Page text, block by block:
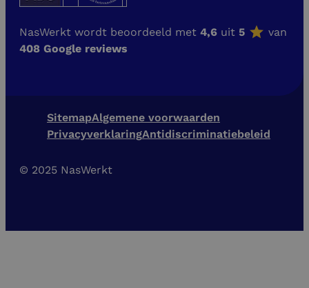
NasWerkt wordt beoordeeld met 4,6 uit 5
van
408 Google reviews
SitemapAlgemene voorwaarden
PrivacyverklaringAntidiscriminatiebeleid
© 2025 NasWerkt